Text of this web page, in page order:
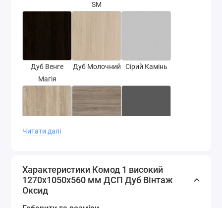
SM
Дуб Венге
Магія
Дуб Молочний Сірий Камінь
Читати далі
Характеристики Комод 1 високий
1270х1050х560 мм ДСП Дуб Вінтаж
Оксид